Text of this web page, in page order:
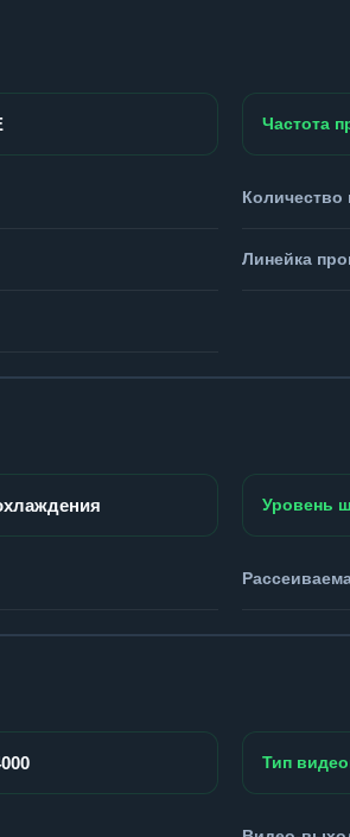
Частота
Количество
Линейка
Уровень
Тип